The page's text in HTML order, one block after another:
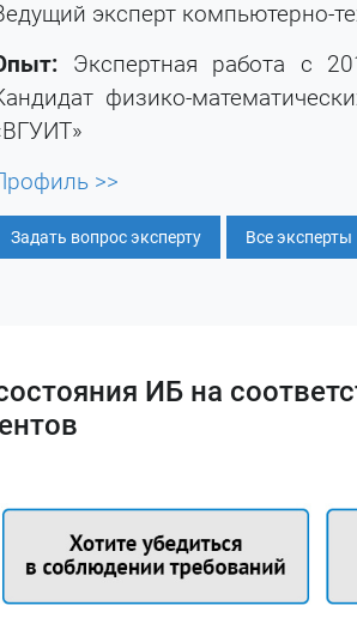
эксперт компьютерно-
Экспертная работа с
физико-
>>
Задать вопрос эксперту Все эксперты
ИБ на